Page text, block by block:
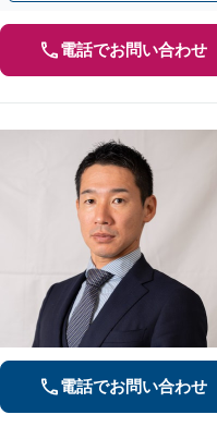
電話でお問い合わせ
電話でお問い合わせ